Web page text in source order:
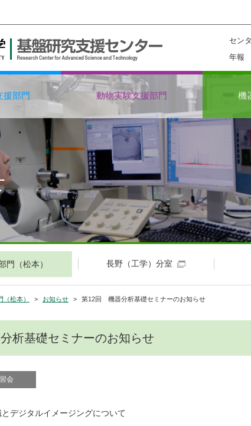
セン
年報
援部門 動物実験支援部門 機
門（松本） 長野（工学）分室
松本） お知らせ 第12回 機器分析基礎セミナーのお知らせ
析基礎セミナーのお知らせ
会
デジタルイメージングについて